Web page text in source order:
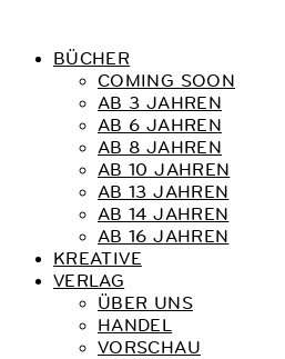
BÜCHER
COMING SOON
AB 3 JAHREN
AB 6 JAHREN
AB 8 JAHREN
AB 10 JAHREN
AB 13 JAHREN
AB 14 JAHREN
AB 16 JAHREN
KREATIVE
VERLAG
ÜBER UNS
HANDEL
VORSCHAU